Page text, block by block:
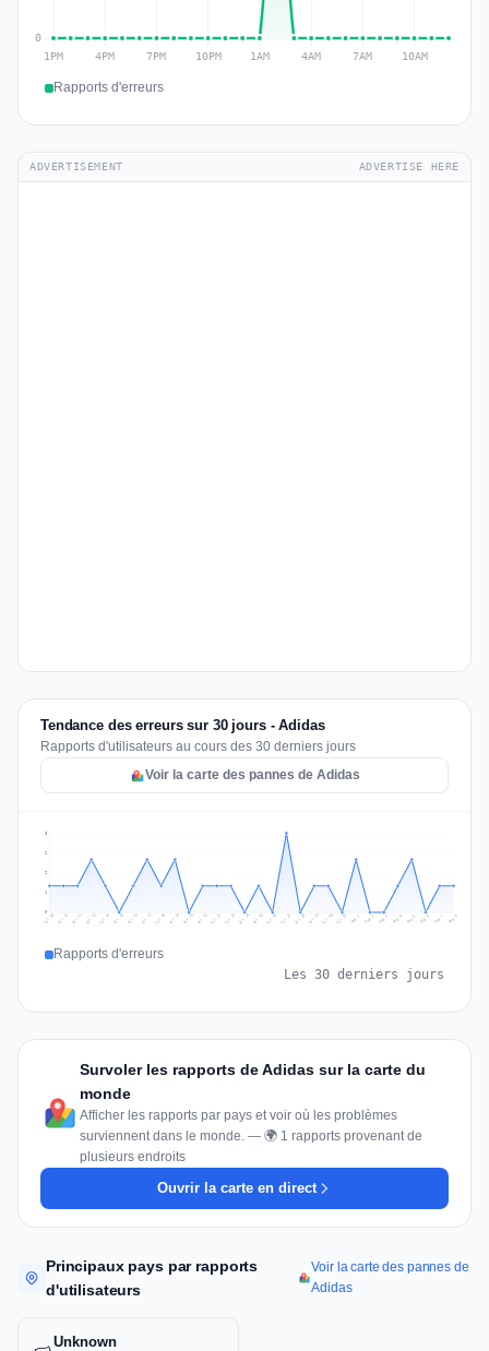
Rapports d'erreurs
ADVERTISEMENT ADVERTISE HERE
Tendance des erreurs sur 30 jours - Adidas
Rapports d'utilisateurs au cours des 30 derniers jours
Voir la carte des pannes de Adidas
1
2
2
3
Jul 10 Jul 11 Jul 12 Jul 13 Jul 14 Jul 15 Jul 16 Jul 17 Jul 18 Jul 19 Jul 20 Jul 21 Jul 22 Jul 23 Jul 24 Jul 25 Jul 26 Jul 27 Jul 28 Jul 29 Jul 30 Jul 31 Aug 1 Aug 2 Aug 3 Aug 4 Aug 5 Aug 6 Aug 7 Aug 8
Rapports d'erreurs
Les 30 derniers jours
Survoler les rapports de Adidas sur la carte du
monde
Afficher les rapports par pays et voir où les problèmes
surviennent dans le monde. — 🌍 1 rapports provenant de
plusieurs endroits
Ouvrir la carte en direct
Principaux pays par rapports
d'utilisateurs
Voir la carte des pannes de
Adidas
Unknown